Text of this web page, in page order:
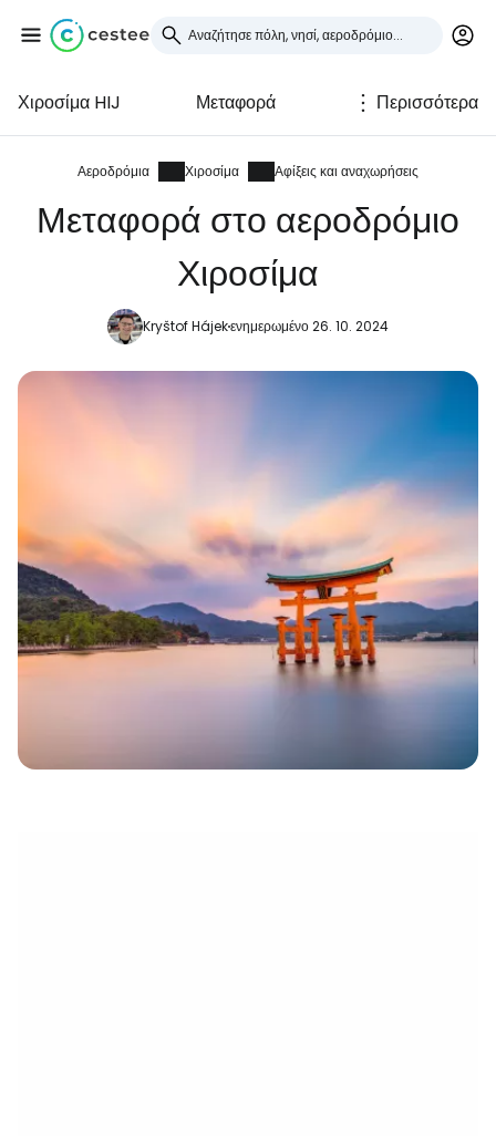
Χιροσίμα HIJ Μεταφορά Περισσότερα
Αεροδρόμια Χιροσίμα Αφίξεις και αναχωρήσεις
Μεταφορά στο αεροδρόμιο
Χιροσίμα
Kryštof Hájekενημερωμένο 26. 10. 2024
Συνδεθείτε στο Cestee
... η παγκόσμια ταξιδιωτική κοινότητα
Συνεχίστε με την Google
Συνεχίστε με το Facebook